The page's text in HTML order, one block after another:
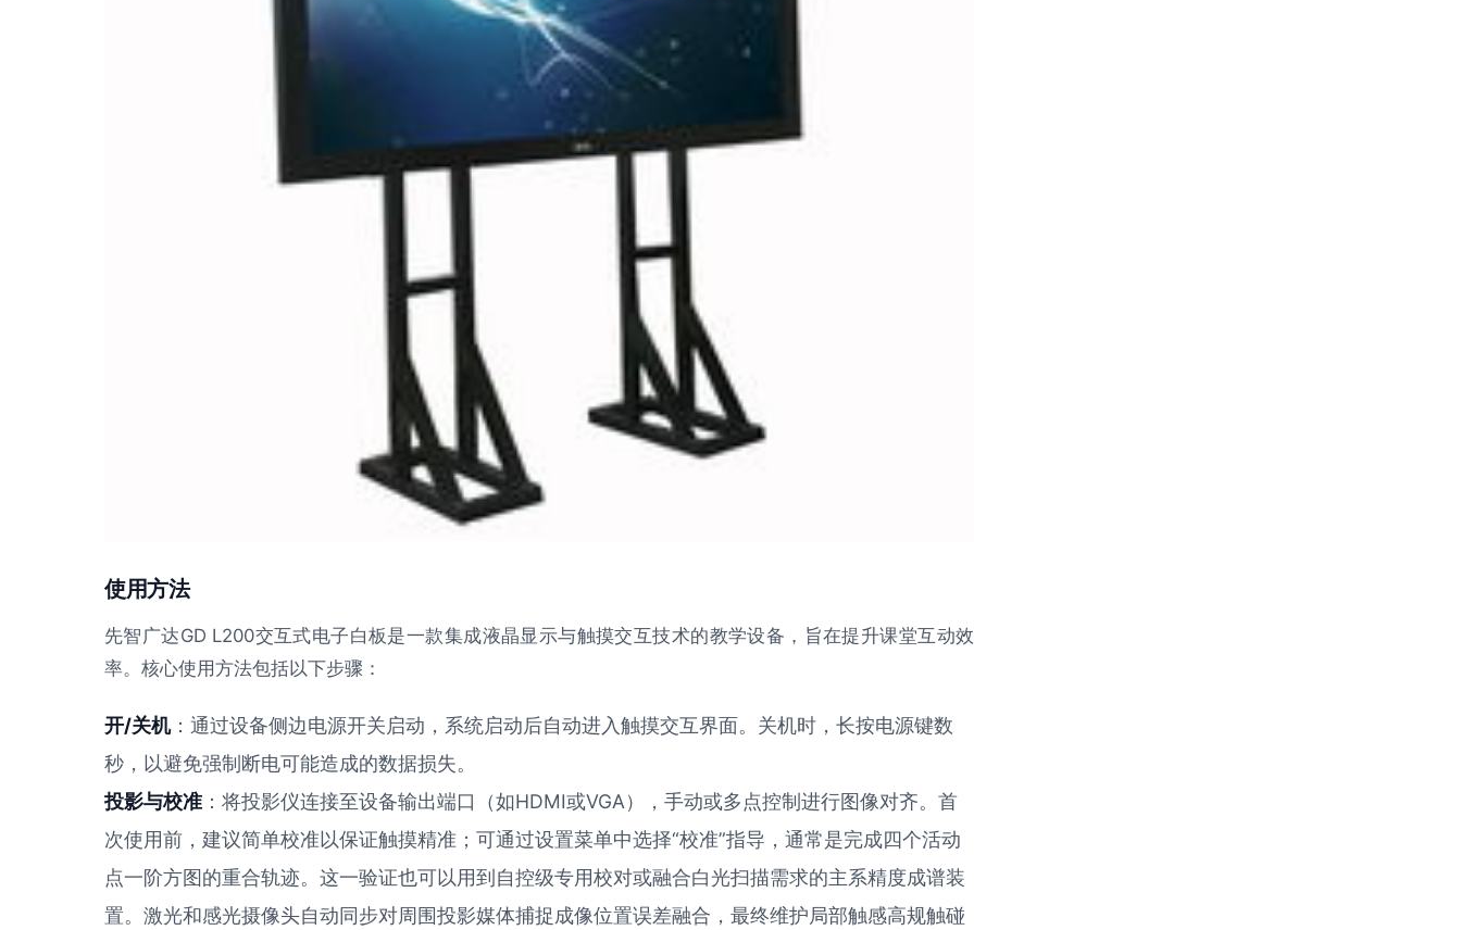
使用方法
先智广达GD L200交互式电子白板是一款集成液晶显示与触摸交互技术的教学设备，旨在提升课堂互动效
率。核心使用方法包括以下步骤：
开/关机：通过设备侧边电源开关启动，系统启动后自动进入触摸交互界面。关机时，长按电源键数
秒，以避免强制断电可能造成的数据损失。
投影与校准 ：将投影仪连接至设备输出端口（如HDMI或VGA），手动或多点控制进行图像对齐。首
次使用前，建议简单校准以保证触摸精准；可通过设置菜单中选择“校准”指导，通常是完成四个活动
点一阶方图的重合轨迹。这一验证也可以用到自控级专用校对或融合白光扫描需求的主系精度成谱装
置。激光和感光摄像头自动同步对周围投影媒体捕捉成像位置误差融合，最终维护局部触感高规触碰